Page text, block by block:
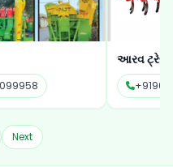
વૃંદાવન
Next